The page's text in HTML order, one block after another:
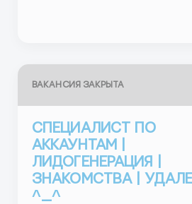
ВАКАНСИЯ ЗАКРЫТА
СПЕЦИАЛИСТ ПО
АККАУНТАМ |
ЛИДОГЕНЕРАЦИЯ |
ЗНАКОМСТВА |
^_^